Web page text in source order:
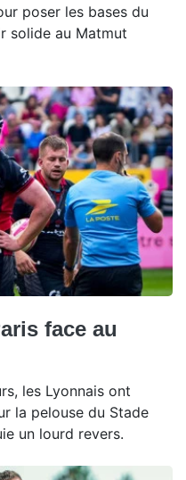
poser les bases du
solide au Matmut
face au
les Lyonnais ont
la pelouse du Stade
un lourd revers.